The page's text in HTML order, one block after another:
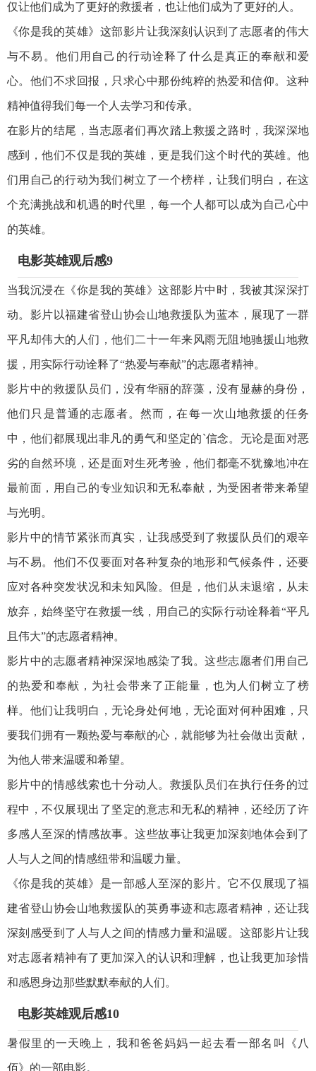
仅让他们成为了更好的救援者，也让他们成为了更好的人。
《你是我的英雄》这部影片让我深刻认识到了志愿者的伟大
与不易。他们用自己的行动诠释了什么是真正的奉献和爱
心。他们不求回报，只求心中那份纯粹的热爱和信仰。这种
精神值得我们每一个人去学习和传承。
在影片的结尾，当志愿者们再次踏上救援之路时，我深深地
感到，他们不仅是我的英雄，更是我们这个时代的英雄。他
们用自己的行动为我们树立了一个榜样，让我们明白，在这
个充满挑战和机遇的时代里，每一个人都可以成为自己心中
的英雄。
电影英雄观后感9
当我沉浸在《你是我的英雄》这部影片中时，我被其深深打
动。影片以福建省登山协会山地救援队为蓝本，展现了一群
平凡却伟大的人们，他们二十一年来风雨无阻地驰援山地救
援，用实际行动诠释了“热爱与奉献”的志愿者精神。
影片中的救援队员们，没有华丽的辞藻，没有显赫的身份，
他们只是普通的志愿者。然而，在每一次山地救援的任务
中，他们都展现出非凡的勇气和坚定的`信念。无论是面对恶
劣的自然环境，还是面对生死考验，他们都毫不犹豫地冲在
最前面，用自己的专业知识和无私奉献，为受困者带来希望
与光明。
影片中的情节紧张而真实，让我感受到了救援队员们的艰辛
与不易。他们不仅要面对各种复杂的地形和气候条件，还要
应对各种突发状况和未知风险。但是，他们从未退缩，从未
放弃，始终坚守在救援一线，用自己的实际行动诠释着“平凡
且伟大”的志愿者精神。
影片中的志愿者精神深深地感染了我。这些志愿者们用自己
的热爱和奉献，为社会带来了正能量，也为人们树立了榜
样。他们让我明白，无论身处何地，无论面对何种困难，只
要我们拥有一颗热爱与奉献的心，就能够为社会做出贡献，
为他人带来温暖和希望。
影片中的情感线索也十分动人。救援队员们在执行任务的过
程中，不仅展现出了坚定的意志和无私的精神，还经历了许
多感人至深的情感故事。这些故事让我更加深刻地体会到了
人与人之间的情感纽带和温暖力量。
《你是我的英雄》是一部感人至深的影片。它不仅展现了福
建省登山协会山地救援队的英勇事迹和志愿者精神，还让我
深刻感受到了人与人之间的情感力量和温暖。这部影片让我
对志愿者精神有了更加深入的认识和理解，也让我更加珍惜
和感恩身边那些默默奉献的人们。
电影英雄观后感10
暑假里的一天晚上，我和爸爸妈妈一起去看一部名叫《八
佰》的一部电影。